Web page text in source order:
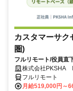
カスタマーサク
圏)
フルリモート/役員直
株式会社PKSHA
フルリモート
月給519,000円～